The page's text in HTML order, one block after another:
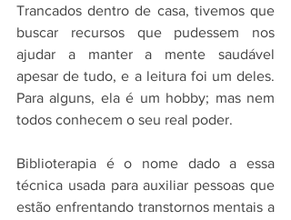
Trancados dentro de casa, tivemos que
buscar recursos que pudessem nos
ajudar a manter a mente saudável
apesar de tudo, e a leitura foi um deles.
Para alguns, ela é um hobby; mas nem
todos conhecem o seu real poder.
Biblioterapia é o nome dado a essa
técnica usada para auxiliar pessoas que
estão enfrentando transtornos mentais a